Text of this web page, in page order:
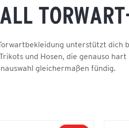
unterstützt dich
und Hosen, die genauso
gleichermaßen fündig.